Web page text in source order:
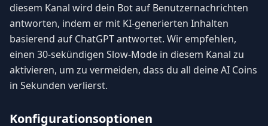
diesem Kanal wird dein Bot auf Benutzernachrichten
antworten, indem er mit KI-generierten Inhalten
basierend auf ChatGPT antwortet. Wir empfehlen,
einen 30-sekündigen Slow-Mode in diesem Kanal zu
aktivieren, um zu vermeiden, dass du all deine AI Coins
in Sekunden verlierst.
Konfigurationsoptionen